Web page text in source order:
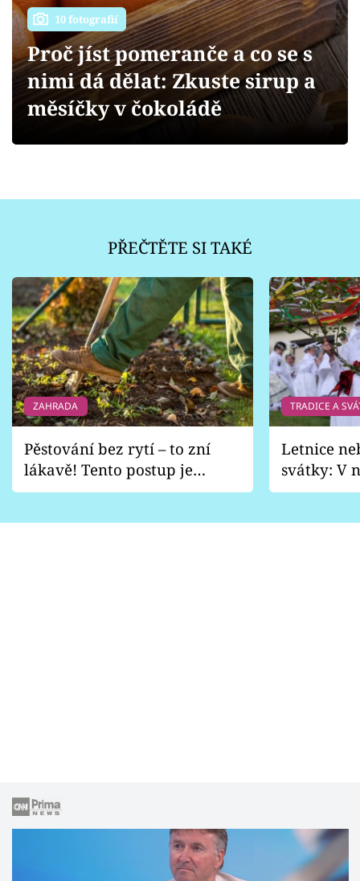
Přihlášení
Sledujte nás
10 fotografií
Proč jíst pomeranče a co se s
nimi dá dělat: Zkuste sirup a
měsíčky v čokoládě
PŘEČTĚTE SI TAKÉ
ZAHRADA
Pěstování bez rytí – to zní
lákavě! Tento postup je
vhodný jen pro některé
TRADICE A
Letnice
svátky: V
pondělí